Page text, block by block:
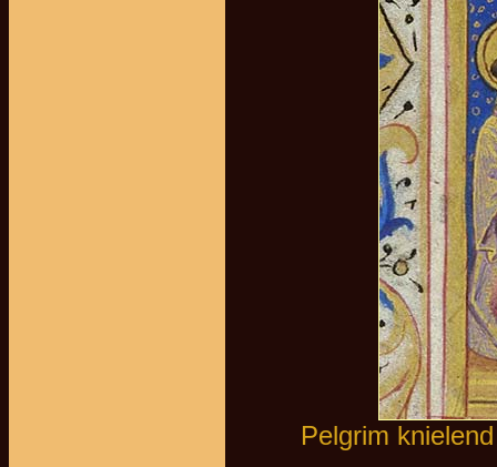
Pelgrim